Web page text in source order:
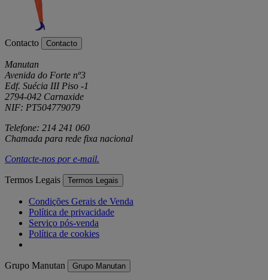
Contacto Contacto
Manutan
Avenida do Forte nº3
Edf. Suécia III Piso -1
2794-042 Carnaxide
NIF: PT504779079
Telefone: 214 241 060
Chamada para rede fixa nacional
Contacte-nos pore-mail.
Termos Legais Termos Legais
Condições Gerais de Venda
Política de privacidade
Serviço pós-venda
Política de cookies
Grupo Manutan Grupo Manutan